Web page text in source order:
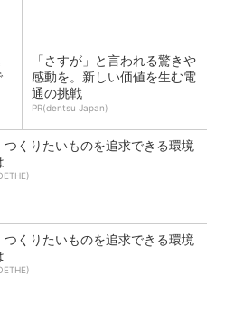
「さすが」と言われる驚きや
感動を。新しい価値を生む電
通の挑戦
PR(dentsu Japan)
つくりたいものを追求できる環境
つくりたいものを追求できる環境